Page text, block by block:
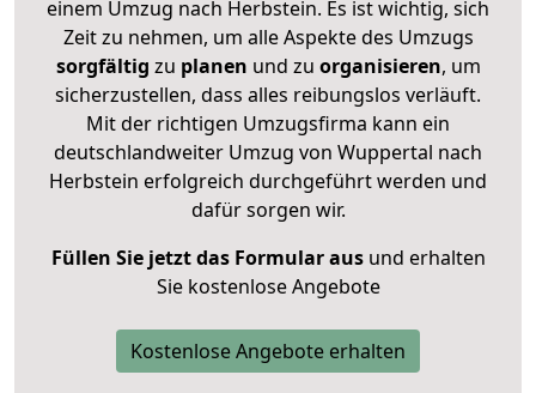
einem Umzug nach Herbstein. Es ist wichtig, sich
Zeit zu nehmen, um alle Aspekte des Umzugs
sorgfältig zu planen und zu organisieren, um
sicherzustellen, dass alles reibungslos verläuft.
Mit der richtigen Umzugsfirma kann ein
deutschlandweiter Umzug von Wuppertal nach
Herbstein erfolgreich durchgeführt werden und
dafür sorgen wir.
Füllen Sie jetzt das Formular ausund erhalten
Sie kostenlose Angebote
Kostenlose Angebote erhalten